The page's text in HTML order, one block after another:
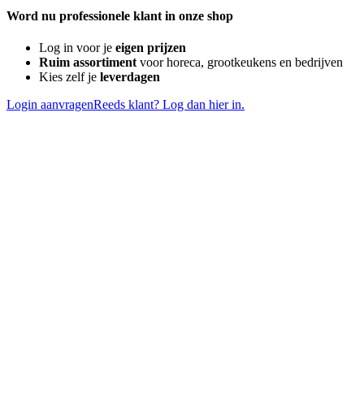
Word nu professionele klant in onze shop
Log in voor je eigen prijzen
Ruim assortimentvoor horeca, grootkeukens en bedrijven
Kies zelf je leverdagen
Login aanvragenReeds klant? Log dan hier in.